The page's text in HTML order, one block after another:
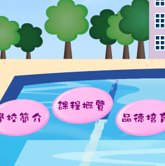
學校簡介
課程概覽
品德培育